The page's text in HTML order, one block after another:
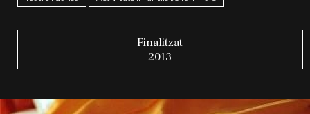
Finalitzat
2013